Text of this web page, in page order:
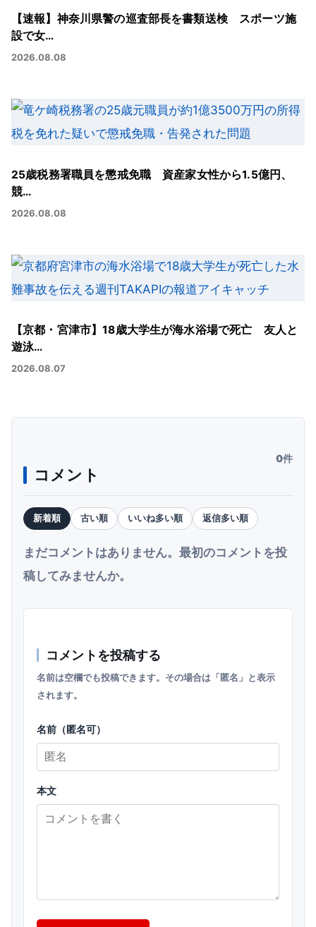
【速報】神奈川県警の巡査部長を書類送検 スポーツ施
設で女…
2026.08.08
25歳税務署職員を懲戒免職 資産家女性から1.5億円、
競…
2026.08.08
【京都・宮津市】18歳大学生が海水浴場で死亡 友人と
遊泳…
2026.08.07
コメント
0件
新着順 古い順 いいね多い順 返信多い順
まだコメントはありません。最初のコメントを投
稿してみませんか。
コメントを投稿する
名前は空欄でも投稿できます。その場合は「匿名」と表示
されます。
名前（匿名可）
本文